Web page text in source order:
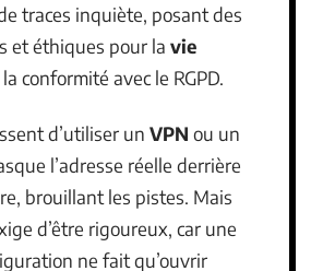
traces inquiète, posant des
et éthiques pour la vie
conformité avec le RGPD.
d’utiliser un VPN ou un
l’adresse réelle derrière
brouillant les pistes. Mais
d’être rigoureux, car une
ne fait qu’ouvrir